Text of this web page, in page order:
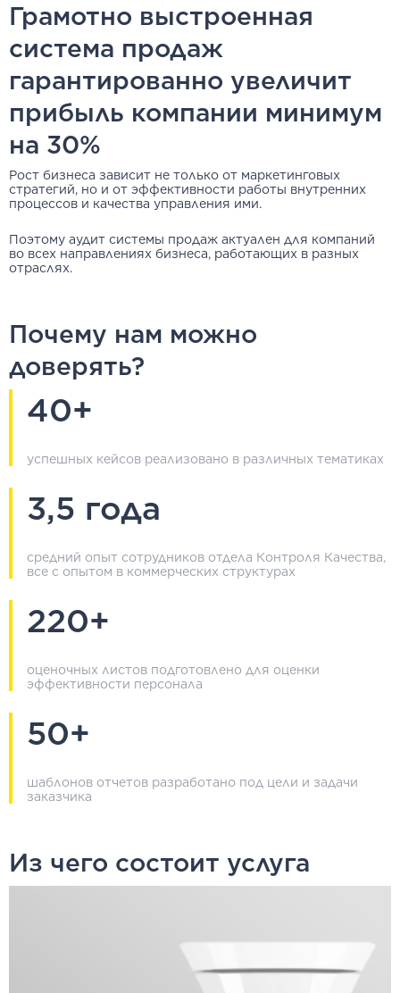
Грамотно выстроенная
система продаж
гарантированно увеличит
прибыль компании минимум
на 30%
Рост бизнеса зависит не только от маркетинговых
стратегий, но и от эффективности работы внутренних
процессов и качества управления ими.
Поэтому аудит системы продаж актуален для компаний
во всех направлениях бизнеса, работающих в разных
отраслях.
Почему нам можно
доверять?
40+
успешных кейсов реализовано в различных тематиках
3,5 года
средний опыт сотрудников отдела Контроля Качества,
все с опытом в коммерческих структурах
220+
оценочных листов подготовлено для оценки
эффективности персонала
50+
шаблонов отчетов разработано под цели и задачи
заказчика
Из чего состоит услуга